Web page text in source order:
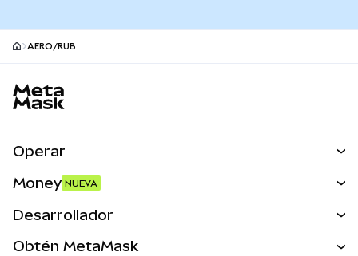
AERO/RUB
Operar
Money NUEVA
Desarrollador
Obtén MetaMask